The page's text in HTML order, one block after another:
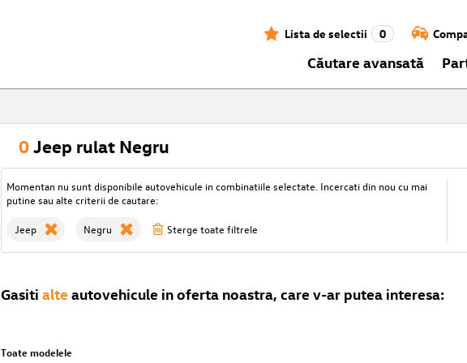
Lista de selectii 0
Căutare avansată
0Jeep rulat Negru
Momentan nu sunt disponibile autovehicule in combinatiile selectate. Incercati din nou cu mai
putine sau alte criterii de cautare:
Jeep Negru Sterge toate filtrele
Gasiti alte autovehicule in oferta noastra, care v-ar putea interesa:
Toate modelele